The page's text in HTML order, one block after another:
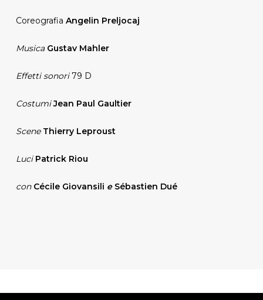
Coreografia Angelin Preljocaj
Musica Gustav Mahler
Effetti sonori79 D
CostumiJean Paul Gaultier
Scene Thierry Leproust
Luci Patrick Riou
con Cécile Giovansili e Sébastien Dué